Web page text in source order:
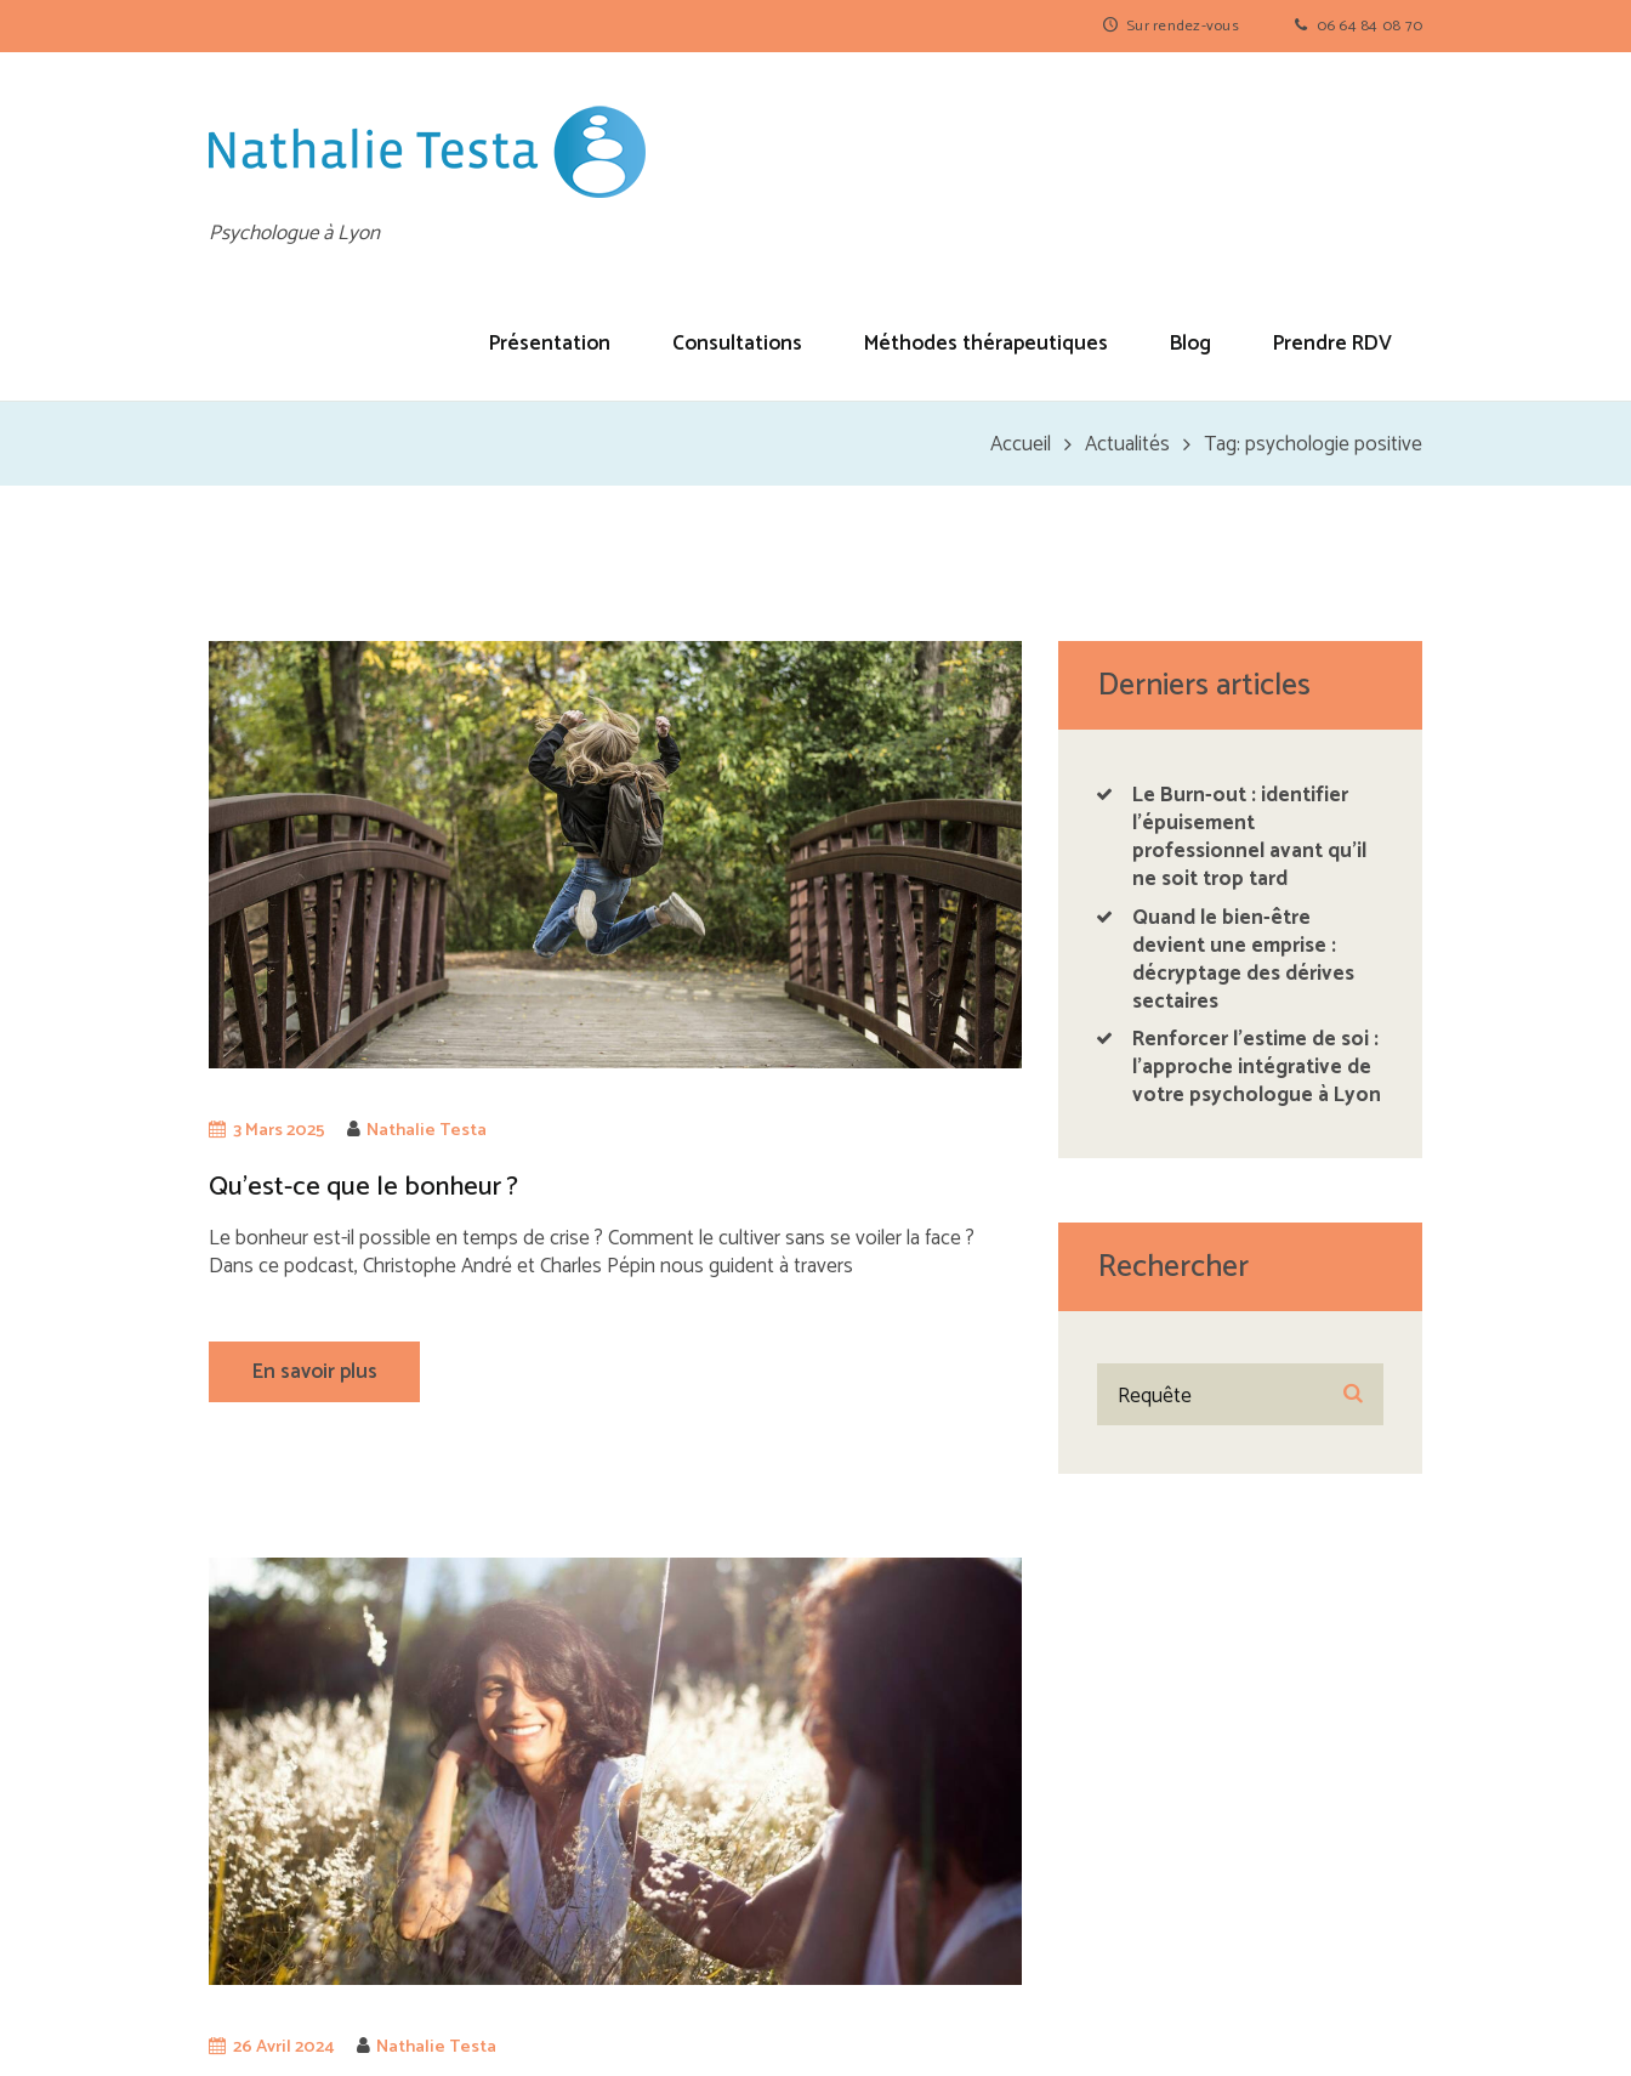
06 64 84 08 70
Sur rendez-vous
Psychologue à Lyon
Présentation Consultations Méthodes thérapeutiques Blog Prendre RDV
Accueil Actualités Tag: psychologie positive
3 Mars 2025 Nathalie Testa
Qu’est-ce que le bonheur ?
Le bonheur est-il possible en temps de crise ? Comment le cultiver sans se voiler la face ?
Dans ce podcast, Christophe André et Charles Pépin nous guident à travers
En savoir plus
26 Avril 2024 Nathalie Testa
Derniers articles
Le Burn-out : identifier
l’épuisement
professionnel avant qu’il
ne soit trop tard
Quand le bien-être
devient une emprise :
décryptage des dérives
sectaires
Renforcer l’estime de soi :
l’approche intégrative de
votre psychologue à Lyon
Rechercher